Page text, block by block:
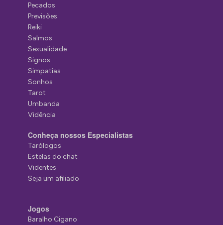
Pecados
Previsões
Reiki
Salmos
Sexualidade
Signos
Simpatias
Sonhos
Tarot
Umbanda
Vidência
Conheça nossos Especialistas
Tarólogos
Estelas do chat
Videntes
Seja um afiliado
Jogos
Baralho Cigano